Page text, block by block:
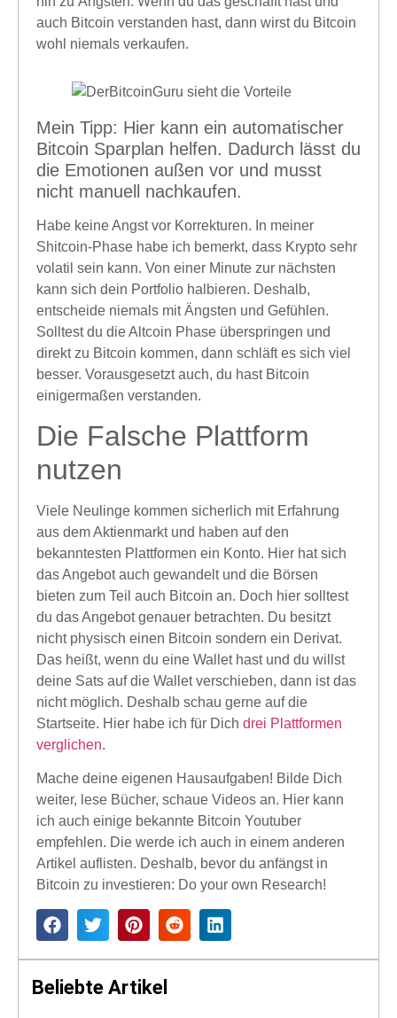
auch Bitcoin verstanden hast, dann wirst du Bitcoin
wohl niemals verkaufen.
Mein Tipp: Hier kann ein automatischer
Bitcoin Sparplan helfen. Dadurch lässt du
die Emotionen außen vor und musst
nicht manuell nachkaufen.
Habe keine Angst vor Korrekturen. In meiner
Shitcoin-Phase habe ich bemerkt, dass Krypto sehr
volatil sein kann. Von einer Minute zur nächsten
kann sich dein Portfolio halbieren. Deshalb,
entscheide niemals mit Ängsten und Gefühlen.
Solltest du die Altcoin Phase überspringen und
direkt zu Bitcoin kommen, dann schläft es sich viel
besser. Vorausgesetzt auch, du hast Bitcoin
einigermaßen verstanden.
Die Falsche Plattform
nutzen
Viele Neulinge kommen sicherlich mit Erfahrung
aus dem Aktienmarkt und haben auf den
bekanntesten Plattformen ein Konto. Hier hat sich
das Angebot auch gewandelt und die Börsen
bieten zum Teil auch Bitcoin an. Doch hier solltest
du das Angebot genauer betrachten. Du besitzt
nicht physisch einen Bitcoin sondern ein Derivat.
Das heißt, wenn du eine Wallet hast und du willst
deine Sats auf die Wallet verschieben, dann ist das
nicht möglich. Deshalb schau gerne auf die
Startseite. Hier habe ich für Dich drei Plattformen
verglichen.
Mache deine eigenen Hausaufgaben! Bilde Dich
weiter, lese Bücher, schaue Videos an. Hier kann
ich auch einige bekannte Bitcoin Youtuber
empfehlen. Die werde ich auch in einem anderen
Artikel auflisten. Deshalb, bevor du anfängst in
Bitcoin zu investieren: Do your own Research!
Beliebte Artikel